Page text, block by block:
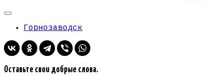
Горнозаводск
Оставьте свои добрые слова.